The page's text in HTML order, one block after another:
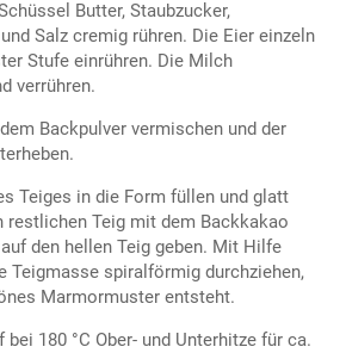
Butter, Staubzucker,
Salz cremig rühren. Die Eier einzeln
Stufe einrühren. Die Milch
verrühren.
Backpulver vermischen und der
Teiges in die Form füllen und glatt
restlichen Teig mit dem Backkakao
den hellen Teig geben. Mit Hilfe
Teigmasse spiralförmig durchziehen,
Marmormuster entsteht.
bei 180 °C Ober- und Unterhitze für ca.